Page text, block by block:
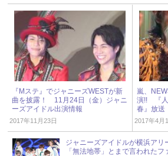
『Mステ』でジャニーズWESTが新
曲を披露！ 11月24日（金）ジャニ
ーズアイドル出演情報
2017年11月23日
嵐、
演!! 『
春』放
アイドル
2017年4月
ジャニーズアイドルが横浜アリ
「無法地帯」とまで言われたフ